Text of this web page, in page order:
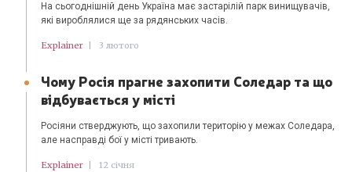
На сьогоднішній день Україна має застарілій парк винищувачів,
які вироблялися ще за рядянських часів.
Explainer 3 лютого
Чому Росія прагне захопити Соледар та що
відбувається у місті
Росіяни стверджують, що захопили територію у межах Соледара,
але насправді бої у місті тривають.
Explainer 12 січня